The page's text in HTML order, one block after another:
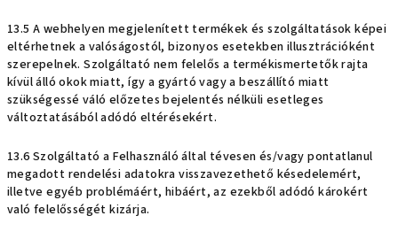
13.5 A webhelyen megjelenített termékek és szolgáltatások képei
eltérhetnek a valóságostól, bizonyos esetekben illusztrációként
szerepelnek. Szolgáltató nem felelős a termékismertetők rajta
kívül álló okok miatt, így a gyártó vagy a beszállító miatt
szükségessé váló előzetes bejelentés nélküli esetleges
változtatásából adódó eltérésekért.
13.6 Szolgáltató a Felhasználó által tévesen és/vagy pontatlanul
megadott rendelési adatokra visszavezethető késedelemért,
illetve egyéb problémáért, hibáért, az ezekből adódó károkért
való felelősségét kizárja.